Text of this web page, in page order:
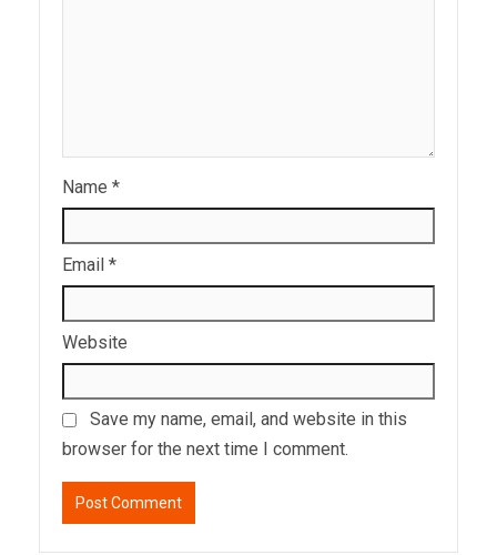
Name *
Email *
Website
Save my name, email, and website in this
browser for the next time I comment.